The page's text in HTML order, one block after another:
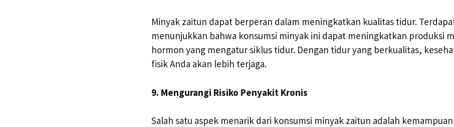
Minyak zaitun dapat berperan dalam meningkatkan kualitas tidur.
menunjukkan bahwa konsumsi minyak ini dapat meningkatkan produksi
hormon yang mengatur siklus tidur. Dengan tidur yang berkualitas,
fisik Anda akan lebih terjaga.
9. Mengurangi Risiko Penyakit Kronis
Salah satu aspek menarik dari konsumsi minyak zaitun adalah